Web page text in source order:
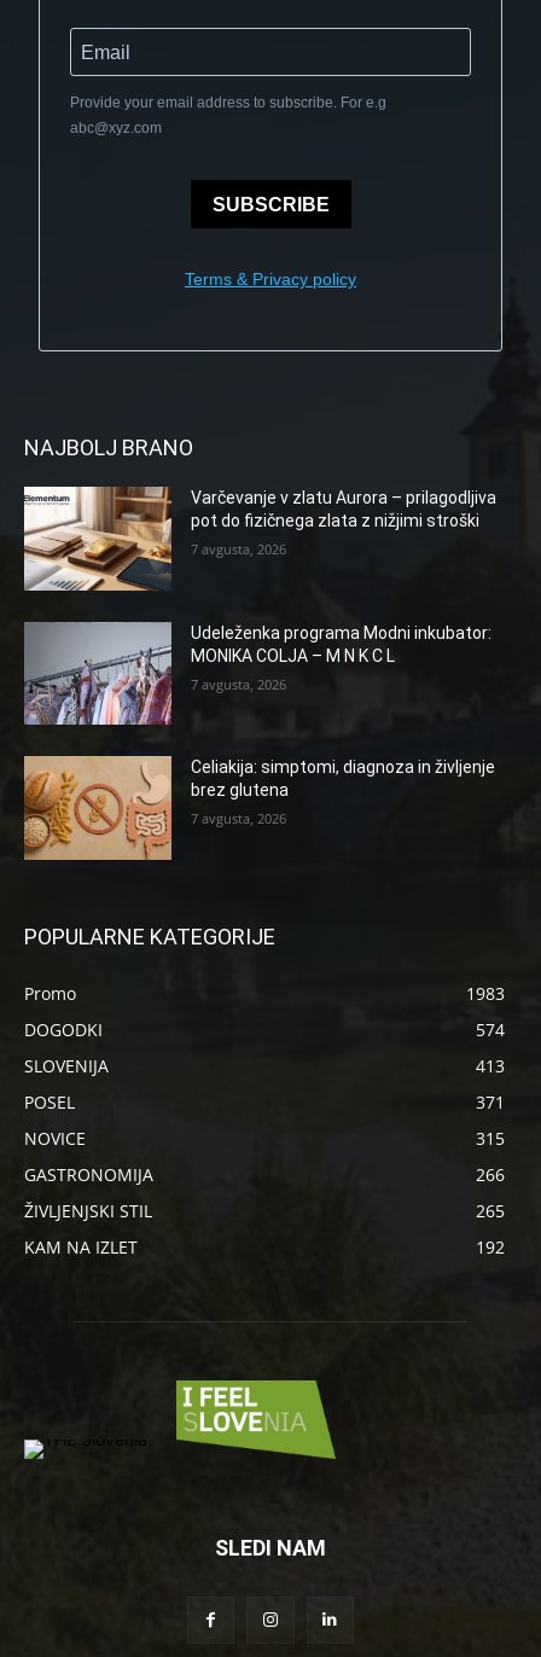
Provide your email address to subscribe. For e.g
abc@xyz.com
SUBSCRIBE
Terms & Privacy policy
NAJBOLJ BRANO
Varčevanje v zlatu Aurora – prilagodljiva
pot do fizičnega zlata z nižjimi stroški
7 avgusta, 2026
Udeleženka programa Modni inkubator:
MONIKA COLJA – M N K C L
7 avgusta, 2026
Celiakija: simptomi, diagnoza in življenje
brez glutena
7 avgusta, 2026
POPULARNE KATEGORIJE
Promo
1983
DOGODKI
574
SLOVENIJA
413
POSEL
371
NOVICE
315
GASTRONOMIJA
266
ŽIVLJENJSKI STIL
265
KAM NA IZLET
192
SLEDI NAM